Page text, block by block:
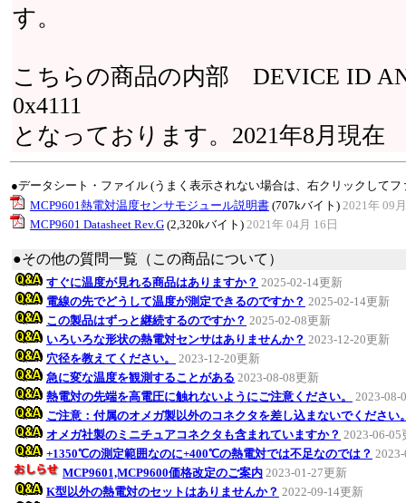
す。
こちらの商品の内部 DEVICE ID
0x4111
となっております。2021年8月現在
●データシート・ファイル (うまく表示されない場合は、右クリックして
MCP9601熱電対温度センサモジュール説明書 (707kバイト) 2021年 09
MCP9601 Datasheet Rev.G (2,320kバイト) 2021年 04月 16日
●その他の質問一覧（この商品について）
すぐに温度が見れる商品はありますか？ 2025-02-14更新
電線の先でどうして温度が測定できるのですか？ 2025-02-14更新
この製品はずっと継続するのですか？ 2025-02-08更新
いろいろな形状の熱電対センサはありませんか？ 2023-12-20更新
穴径を教えてください。
2023-12-20更新
急に変な温度を観測することがある 2023-08-08更新
熱電対の先端を高電圧に触れないようにご注意ください。
2023-08-
ご注意：付属のオメガ製以外のコネクタを差し込まないでください
オメガ社製のミニチュアコネクタも含まれていますか？ 2023-06-05
+1350℃の測定範囲なのに+400℃の熱電対では不足なのでは？
MCP9601,MCP9600価格改定のご案内 2023-01-27更新
K型以外の熱電対のセットはありませんか？ 2022-09-14更新